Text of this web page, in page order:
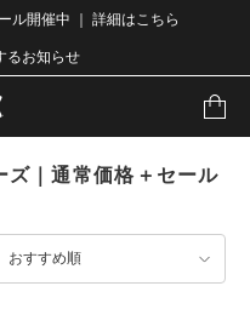
ル開催中 ｜ 詳細はこちら
るお知らせ
ズ｜通常価格＋セール
おすすめ順